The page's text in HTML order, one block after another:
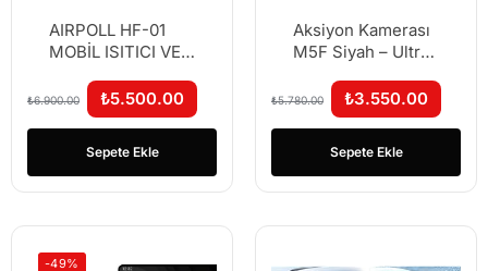
AIRPOLL HF-01
MOBİL ISITICI VE
BUHARLI FAN
₺6.900.00 ₺5.500.00
Sepete Ekle
Aksiyon Kamerası
M5F Siyah – Ultra
Panoramik
Gözetleme ve
Kamerası
₺5.780.00 ₺3.550.00
Sepete Ekle
-49%